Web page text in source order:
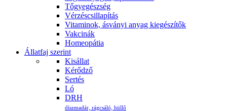
Tőgyegészség
Vérzéscsillapítás
Vitaminok, ásványi anyag kiegészítők
Vakcinák
Homeopátia
Állatfaj szerint
Kisállat
Kérődző
Sertés
Ló
DRH
díszmadár, rágcsáló, hüllő